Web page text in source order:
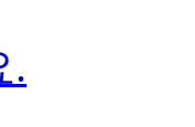
.